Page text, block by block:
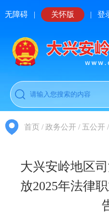
无障碍 | 关怀版 | 登
首页 /政务公开 / 五公开 /
大兴安岭地区
放2025年法律